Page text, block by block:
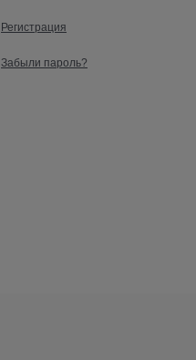
Регистрация
Забыли пароль?